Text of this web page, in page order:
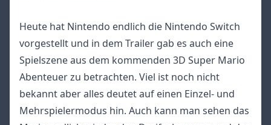
Heute hat Nintendo endlich die Nintendo Switch
vorgestellt und in dem Trailer gab es auch eine
Spielszene aus dem kommenden 3D Super Mario
Abenteuer zu betrachten. Viel ist noch nicht
bekannt aber alles deutet auf einen Einzel- und
Mehrspielermodus hin. Auch kann man sehen das